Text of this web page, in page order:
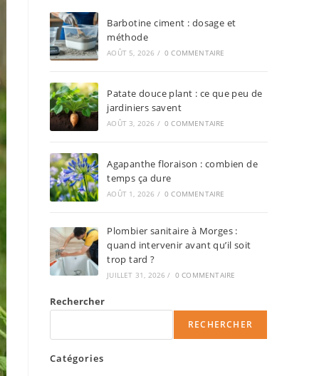
Barbotine ciment : dosage et
méthode
AOÛT 5, 2026 / 0 COMMENTAIRE
Patate douce plant : ce que peu de
jardiniers savent
AOÛT 3, 2026 / 0 COMMENTAIRE
Agapanthe floraison : combien de
temps ça dure
AOÛT 1, 2026 / 0 COMMENTAIRE
Plombier sanitaire à Morges :
quand intervenir avant qu’il soit
trop tard ?
JUILLET 31, 2026 / 0 COMMENTAIRE
Rechercher
RECHERCHER
Catégories